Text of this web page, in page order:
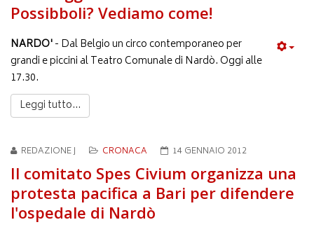
Possibboli? Vediamo come!
NARDO'- Dal Belgio un circo contemporaneo per
grandi e piccini al Teatro Comunale di Nardò. Oggi alle
17.30.
Leggi tutto...
REDAZIONE J CRONACA 14 GENNAIO 2012
Il comitato Spes Civium organizza una
protesta pacifica a Bari per difendere
l'ospedale di Nardò